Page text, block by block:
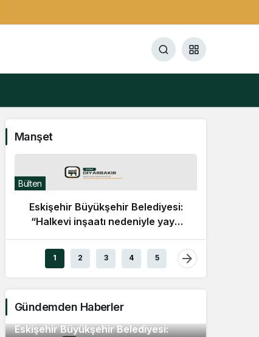
Manşet
Bülten
Eskişehir Büyükşehir Belediyesi:
“Halkevi inşaatı nedeniyle yaya
yolu geçici olarak kapatıldı”
1 2 3 4 5
Gündemden Haberler
Eskişehir Büyükşehir Belediyesi:
2